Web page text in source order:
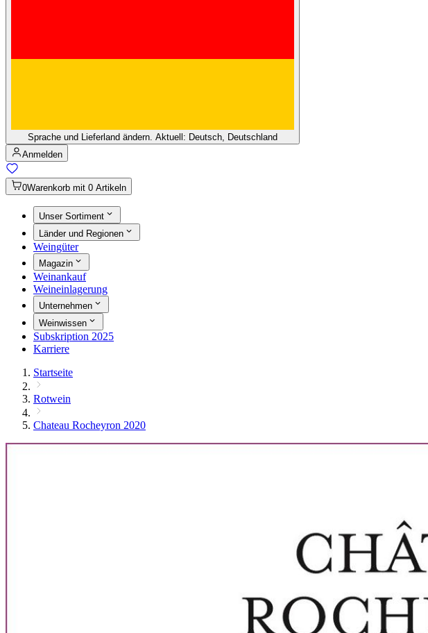
Sprache und Lieferland ändern. Aktuell: Deutsch, Deutschland
Anmelden
0Warenkorb mit 0 Artikeln
Unser Sortiment
Länder und Regionen
Weingüter
Magazin
Weinankauf
Weineinlagerung
Unternehmen
Weinwissen
Subskription 2025
Karriere
Startseite
Rotwein
Chateau Rocheyron 2020